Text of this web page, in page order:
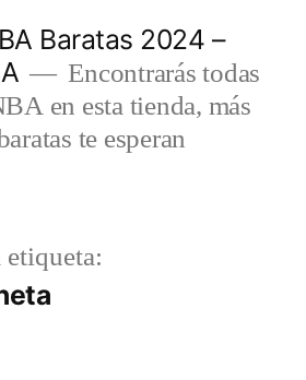
Baratas 2024 –
Encontrarás todas
en esta tienda, más
te esperan